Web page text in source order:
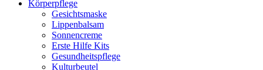
Körperpflege
Gesichtsmaske
Lippenbalsam
Sonnencreme
Erste Hilfe Kits
Gesundheitspflege
Kulturbeutel